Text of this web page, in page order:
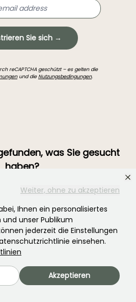
Weiter, ohne zu akzeptieren
Ihnen ein personalisiertes
unser Publikum
jederzeit die Einstellungen
einsehen.
Akzeptieren
Sie sich →
reCAPTCHA geschützt – es gelten die
und dieNutzungsbedingungen.
was Sie gesucht
haben?
der Pflanzenverrückten bei!